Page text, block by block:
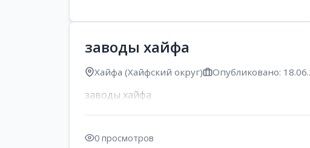
заводы хайфа
Хайфа (Хайфский округ) Опубликовано:
заводы хайфа
0 просмотров